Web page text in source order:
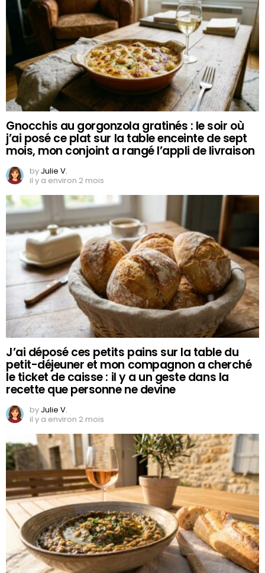
Gnocchis au gorgonzola gratinés : le soir où
j’ai posé ce plat sur la table enceinte de sept
mois, mon conjoint a rangé l’appli de livraison
by Julie V.
il y a environ 2 mois
J’ai déposé ces petits pains sur la table du
petit-déjeuner et mon compagnon a cherché
le ticket de caisse : il y a un geste dans la
recette que personne ne devine
by Julie V.
il y a environ 2 mois